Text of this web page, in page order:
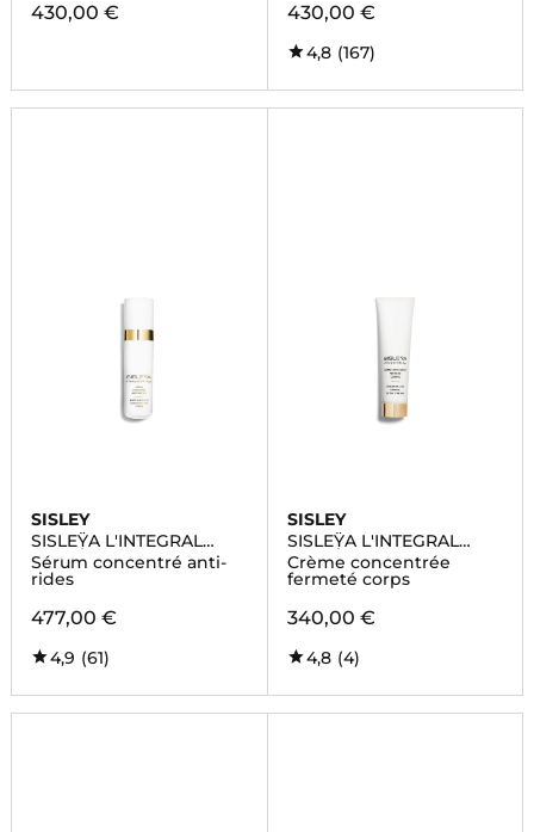
430,00 € 430,00 €
4,8 (167)
SISLEY
SISLEŸA L'INTEGRAL
ANTI-ÂGE
Sérum concentré anti-
rides
477,00 €
4,9 (61)
SISLEY
SISLEŸA L'INTEGRAL
ANTI-ÂGE
Crème concentrée
fermeté corps
340,00 €
4,8 (4)